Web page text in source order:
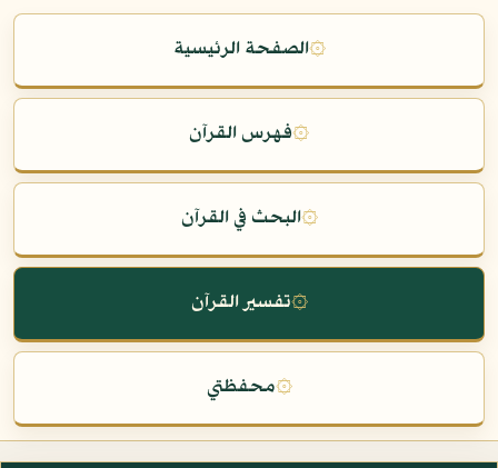
۞الصفحة الرئيسية
۞فهرس القرآن
۞البحث في القرآن
۞تفسير القرآن
۞محفظتي